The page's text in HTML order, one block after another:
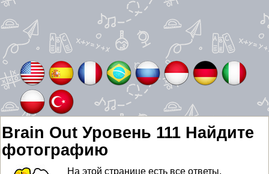
Brain Out Уровень 111 Найдите
фотографию
На этой странице есть все ответы,